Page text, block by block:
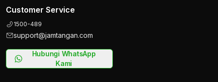
Customer Service
1500-489
support@jamtangan.com
Hubungi WhatsApp
Kami